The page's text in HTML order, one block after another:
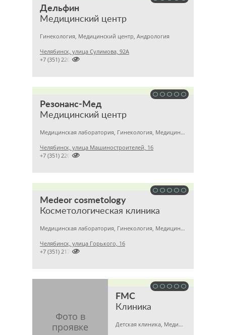
Дельфин
Медицинский центр
Гинекология, Медицинский центр, Андрология
Челябинск, улица Сулимова, 92А

+7 (351) 2201843
Резонанс-Мед
Медицинский центр
Медицинская лаборатория, Гинекология, Медицинский центр
Челябинск, улица Машиностроителей, 16

+7 (351) 2201031
Medeor cosmetology
Косметологическая клиника
Медицинская лаборатория, Гинекология, Медицинский центр
Челябинск, улица Горького, 16

+7 (351) 2170122
FMC
Клиника
Детская клиника, Медицинская лаборатория, Гинекология